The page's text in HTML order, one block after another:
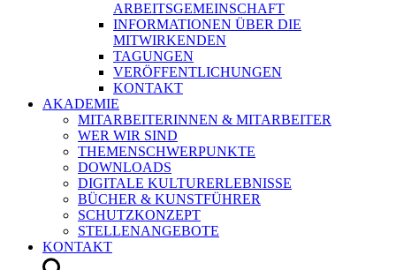
ARBEITSGEMEINSCHAFT
INFORMATIONEN ÜBER DIE
MITWIRKENDEN
TAGUNGEN
VERÖFFENTLICHUNGEN
KONTAKT
AKADEMIE
MITARBEITERINNEN & MITARBEITER
WER WIR SIND
THEMENSCHWERPUNKTE
DOWNLOADS
DIGITALE KULTURERLEBNISSE
BÜCHER & KUNSTFÜHRER
SCHUTZKONZEPT
STELLENANGEBOTE
KONTAKT